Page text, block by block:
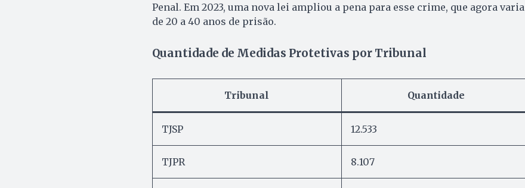
Penal. Em 2023, uma nova lei ampliou a pena para esse crime, que agora varia
de 20 a 40 anos de prisão.
Quantidade de Medidas Protetivas por Tribunal
Tribunal Quantidade
TJSP 12.533
TJPR 8.107